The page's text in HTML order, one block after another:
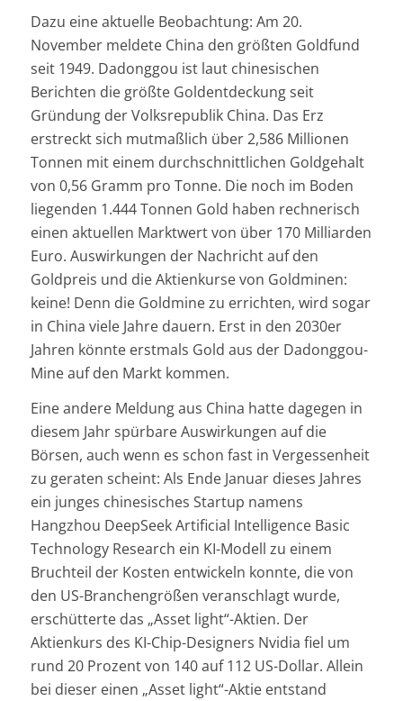
Dazu eine aktuelle Beobachtung: Am 20.
November meldete China den größten Goldfund
seit 1949. Dadonggou ist laut chinesischen
Berichten die größte Goldentdeckung seit
Gründung der Volksrepublik China. Das Erz
erstreckt sich mutmaßlich über 2,586 Millionen
Tonnen mit einem durchschnittlichen Goldgehalt
von 0,56 Gramm pro Tonne. Die noch im Boden
liegenden 1.444 Tonnen Gold haben rechnerisch
einen aktuellen Marktwert von über 170 Milliarden
Euro. Auswirkungen der Nachricht auf den
Goldpreis und die Aktienkurse von Goldminen:
keine! Denn die Goldmine zu errichten, wird sogar
in China viele Jahre dauern. Erst in den 2030er
Jahren könnte erstmals Gold aus der Dadonggou-
Mine auf den Markt kommen.
Eine andere Meldung aus China hatte dagegen in
diesem Jahr spürbare Auswirkungen auf die
Börsen, auch wenn es schon fast in Vergessenheit
zu geraten scheint: Als Ende Januar dieses Jahres
ein junges chinesisches Startup namens
Hangzhou DeepSeek Artificial Intelligence Basic
Technology Research ein KI-Modell zu einem
Bruchteil der Kosten entwickeln konnte, die von
den US-Branchengrößen veranschlagt wurde,
erschütterte das „Asset light“-Aktien. Der
Aktienkurs des KI-Chip-Designers Nvidia fiel um
rund 20 Prozent von 140 auf 112 US-Dollar. Allein
bei dieser einen „Asset light“-Aktie entstand